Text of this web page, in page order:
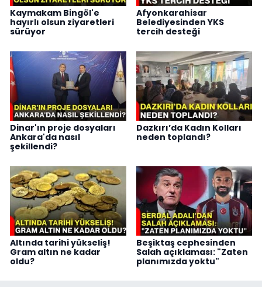
Kaymakam Bingöl'e
hayırlı olsun ziyaretleri
sürüyor
Afyonkarahisar
Belediyesinden YKS
tercih desteği
Dinar'ın proje dosyaları
Ankara'da nasıl
şekillendi?
Dazkırı’da Kadın Kolları
neden toplandı?
Altında tarihi yükseliş!
Gram altın ne kadar
oldu?
Beşiktaş cephesinden
Salah açıklaması: "Zaten
planımızda yoktu"